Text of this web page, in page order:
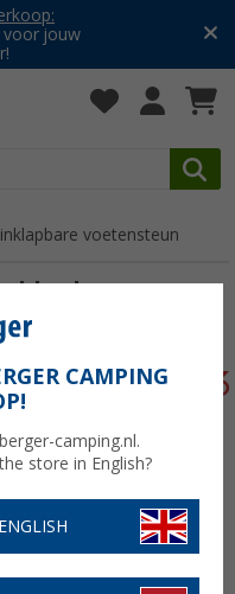
voor jouw
voetensteun
inklapbare
CAMPING
camping.nl.
store in English?